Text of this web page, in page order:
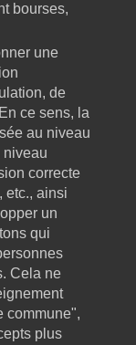
bourses,
une
de
ce sens, la
au niveau
niveau
correcte
etc., ainsi
un
qui
Cela ne
commune",
plus